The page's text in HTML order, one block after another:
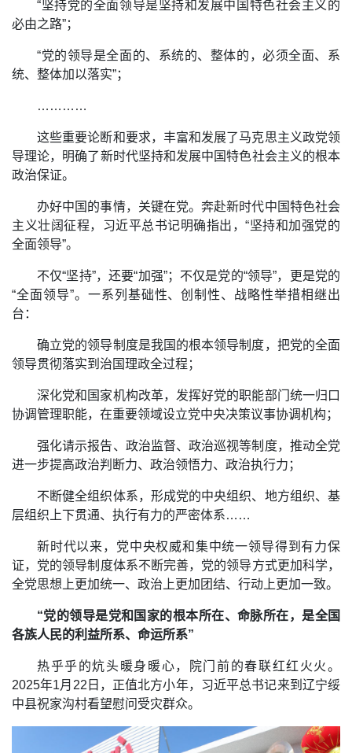
“坚持党的全面领导是坚持和发展中国特色社会主义的
必由之路”；
“党的领导是全面的、系统的、整体的，必须全面、系
统、整体加以落实”；
…………
这些重要论断和要求，丰富和发展了马克思主义政党领
导理论，明确了新时代坚持和发展中国特色社会主义的根本
政治保证。
办好中国的事情，关键在党。奔赴新时代中国特色社会
主义壮阔征程，习近平总书记明确指出，“坚持和加强党的
全面领导”。
不仅“坚持”，还要“加强”；不仅是党的“领导”，更是党的
“全面领导”。一系列基础性、创制性、战略性举措相继出
台：
确立党的领导制度是我国的根本领导制度，把党的全面
领导贯彻落实到治国理政全过程；
深化党和国家机构改革，发挥好党的职能部门统一归口
协调管理职能，在重要领域设立党中央决策议事协调机构；
强化请示报告、政治监督、政治巡视等制度，推动全党
进一步提高政治判断力、政治领悟力、政治执行力；
不断健全组织体系，形成党的中央组织、地方组织、基
层组织上下贯通、执行有力的严密体系……
新时代以来，党中央权威和集中统一领导得到有力保
证，党的领导制度体系不断完善，党的领导方式更加科学，
全党思想上更加统一、政治上更加团结、行动上更加一致。
“党的领导是党和国家的根本所在、命脉所在，是全国
各族人民的利益所系、命运所系”
热乎乎的炕头暖身暖心，院门前的春联红红火火。
2025年1月22日，正值北方小年，习近平总书记来到辽宁绥
中县祝家沟村看望慰问受灾群众。